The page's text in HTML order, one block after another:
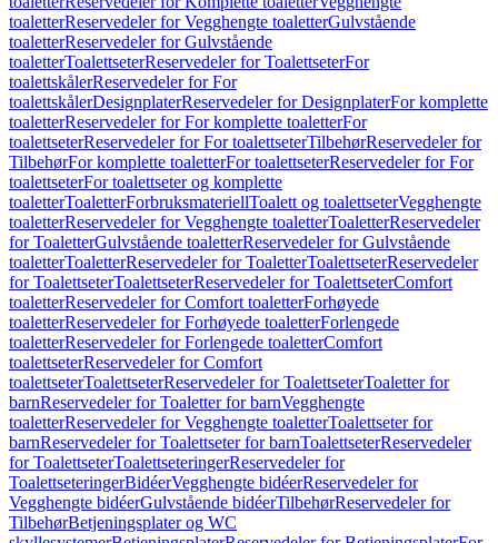
toaletterReservedeler for Vegghengte toaletterGulvstående
toaletterReservedeler for Gulvstående
toaletterToalettseterReservedeler for ToalettseterFor
toalettskålerReservedeler for For
toalettskålerDesignplaterReservedeler for DesignplaterFor komplette
toaletterReservedeler for For komplette toaletterFor
toalettseterReservedeler for For toalettseterTilbehørReservedeler for
TilbehørFor komplette toaletterFor toalettseterReservedeler for For
toalettseterFor toalettseter og komplette
toaletterToaletterForbruksmateriellToalett og toalettseterVegghengte
toaletterReservedeler for Vegghengte toaletterToaletterReservedeler
for ToaletterGulvstående toaletterReservedeler for Gulvstående
toaletterToaletterReservedeler for ToaletterToalettseterReservedeler
for ToalettseterToalettseterReservedeler for ToalettseterComfort
toaletterReservedeler for Comfort toaletterForhøyede
toaletterReservedeler for Forhøyede toaletterForlengede
toaletterReservedeler for Forlengede toaletterComfort
toalettseterReservedeler for Comfort
toalettseterToalettseterReservedeler for ToalettseterToaletter for
barnReservedeler for Toaletter for barnVegghengte
toaletterReservedeler for Vegghengte toaletterToalettseter for
barnReservedeler for Toalettseter for barnToalettseterReservedeler
for ToalettseterToalettseteringerReservedeler for
ToalettseteringerBidéerVegghengte bidéerReservedeler for
Vegghengte bidéerGulvstående bidéerTilbehørReservedeler for
TilbehørBetjeningsplater og WC